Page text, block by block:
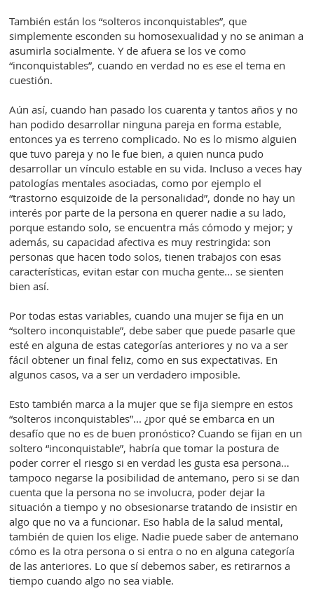
También están los “solteros inconquistables”, que
simplemente esconden su homosexualidad y no se animan a
asumirla socialmente. Y de afuera se los ve como
“inconquistables”, cuando en verdad no es ese el tema en
cuestión.
Aún así, cuando han pasado los cuarenta y tantos años y no
han podido desarrollar ninguna pareja en forma estable,
entonces ya es terreno complicado. No es lo mismo alguien
que tuvo pareja y no le fue bien, a quien nunca pudo
desarrollar un vínculo estable en su vida. Incluso a veces hay
patologías mentales asociadas, como por ejemplo el
“trastorno esquizoide de la personalidad”, donde no hay un
interés por parte de la persona en querer nadie a su lado,
porque estando solo, se encuentra más cómodo y mejor; y
además, su capacidad afectiva es muy restringida: son
personas que hacen todo solos, tienen trabajos con esas
características, evitan estar con mucha gente... se sienten
bien así.
Por todas estas variables, cuando una mujer se fija en un
“soltero inconquistable”, debe saber que puede pasarle que
esté en alguna de estas categorías anteriores y no va a ser
fácil obtener un final feliz, como en sus expectativas. En
algunos casos, va a ser un verdadero imposible.
Esto también marca a la mujer que se fija siempre en estos
“solteros inconquistables”... ¿por qué se embarca en un
desafío que no es de buen pronóstico? Cuando se fijan en un
soltero “inconquistable”, habría que tomar la postura de
poder correr el riesgo si en verdad les gusta esa persona…
tampoco negarse la posibilidad de antemano, pero si se dan
cuenta que la persona no se involucra, poder dejar la
situación a tiempo y no obsesionarse tratando de insistir en
algo que no va a funcionar. Eso habla de la salud mental,
también de quien los elige. Nadie puede saber de antemano
cómo es la otra persona o si entra o no en alguna categoría
de las anteriores. Lo que sí debemos saber, es retirarnos a
tiempo cuando algo no sea viable.